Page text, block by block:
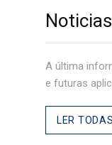
Noticias
A última
e futuras
LER